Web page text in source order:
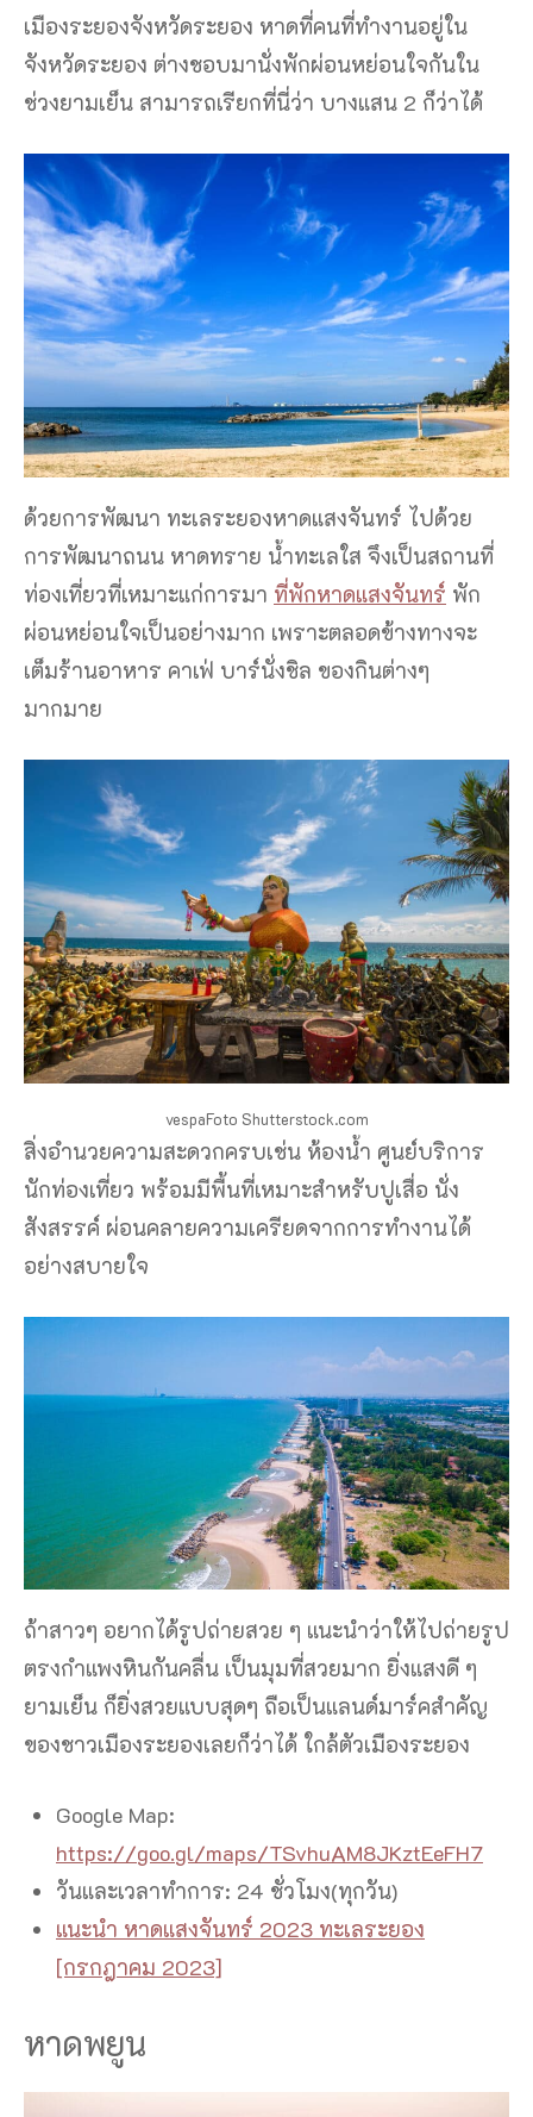
เมืองระยองจังหวัดระยอง หาดที่คนที่ทำงานอยู่ใน
จังหวัดระยอง ต่างชอบมานั่งพักผ่อนหย่อนใจกันใน
ช่วงยามเย็น สามารถเรียกที่นี่ว่า บางแสน 2 ก็ว่าได้
ด้วยการพัฒนา ทะเลระยองหาดแสงจันทร์ ไปด้วย
การพัฒนาถนน หาดทราย น้ำทะเลใส จึงเป็นสถานที่
ท่องเที่ยวที่เหมาะแก่การมา ที่พักหาดแสงจันทร์ พัก
ผ่อนหย่อนใจเป็นอย่างมาก เพราะตลอดข้างทางจะ
เต็มร้านอาหาร คาเฟ่ บาร์นั่งชิล ของกินต่างๆ
มากมาย
vespaFoto Shutterstock.com
สิ่งอำนวยความสะดวกครบเช่น ห้องน้ำ ศูนย์บริการ
นักท่องเที่ยว พร้อมมีพื้นที่เหมาะสำหรับปูเสื่อ นั่ง
สังสรรค์ ผ่อนคลายความเครียดจากการทำงานได้
อย่างสบายใจ
ถ้าสาวๆ อยากได้รูปถ่ายสวย ๆ แนะนำว่าให้ไปถ่ายรูป
ตรงกำแพงหินกันคลื่น เป็นมุมที่สวยมาก ยิ่งแสงดี ๆ
ยามเย็น ก็ยิ่งสวยแบบสุดๆ ถือเป็นแลนด์มาร์คสำคัญ
ของชาวเมืองระยองเลยก็ว่าได้ ใกล้ตัวเมืองระยอง
Google Map:
https://goo.gl/maps/TSvhuAM8JKztEeFH7
วันและเวลาทำการ: 24 ชั่วโมง(ทุกวัน)
แนะนำ หาดแสงจันทร์ 2023 ทะเลระยอง
[กรกฎาคม 2023]
หาดพยูน